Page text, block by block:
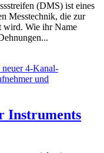
(DMS) ist eines
Messtechnik, die zur
wird. Wie ihr Name
Instruments